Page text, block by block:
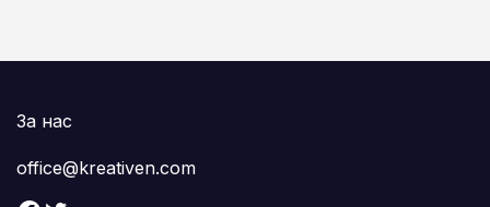
За нас
office@kreativen.com